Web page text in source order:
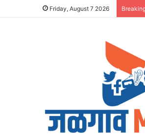
Friday, August 7 2026